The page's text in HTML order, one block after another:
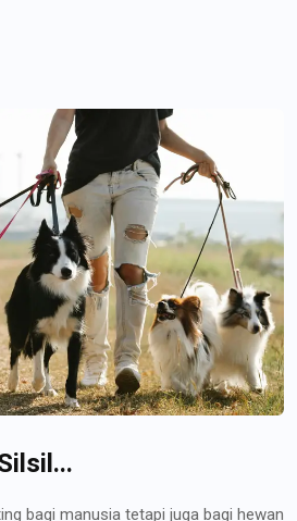
bagi manusia tetapi juga bagi hewan